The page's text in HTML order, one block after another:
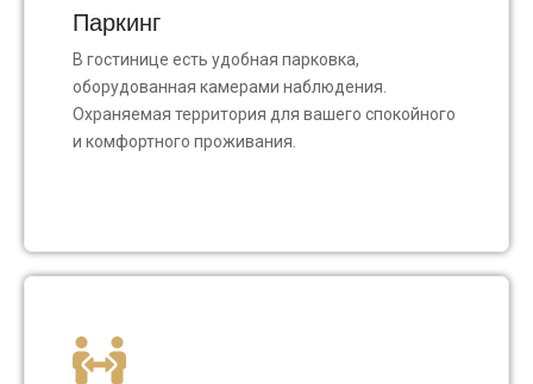
Паркинг
В гостинице есть удобная парковка,
оборудованная камерами наблюдения.
Охраняемая территория для вашего спокойного
и комфортного проживания.